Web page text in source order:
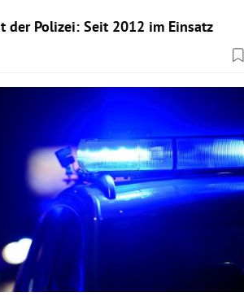
der Polizei: Seit 2012 im Einsatz